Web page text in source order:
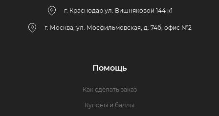
г. Краснодар ул. Вишняковой 144 к1
г. Москва, ул. Мосфильмовская, д. 74б, офис №2
Помощь
Как сделать заказ
Купоны и баллы